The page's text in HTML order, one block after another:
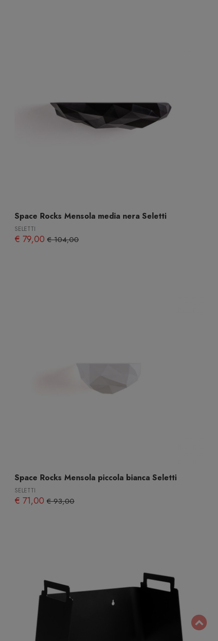
Space Rocks Mensola media nera Seletti
SELETTI
€ 79,00 € 104,00
Space Rocks Mensola piccola bianca Seletti
SELETTI
€ 71,00 € 93,00